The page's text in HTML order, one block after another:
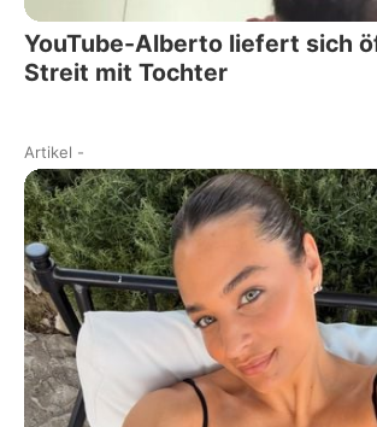
YouTube-Alberto liefert sich
Streit mit Tochter
Artikel -